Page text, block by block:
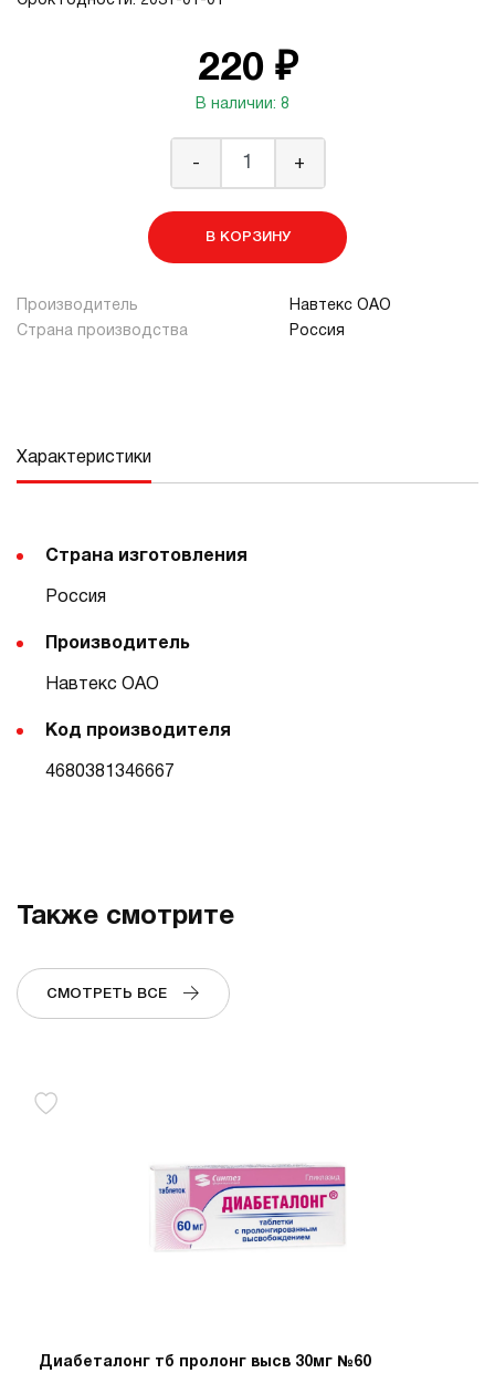
220 ₽
В наличии: 8
- +
В КОРЗИНУ
Производитель
Навтекс ОАО
Страна производства
Россия
Характеристики
Страна изготовления
Россия
Производитель
Навтекс ОАО
Код производителя
4680381346667
Также смотрите
СМОТРЕТЬ ВСЕ
Диабеталонг тб пролонг высв 30мг №60